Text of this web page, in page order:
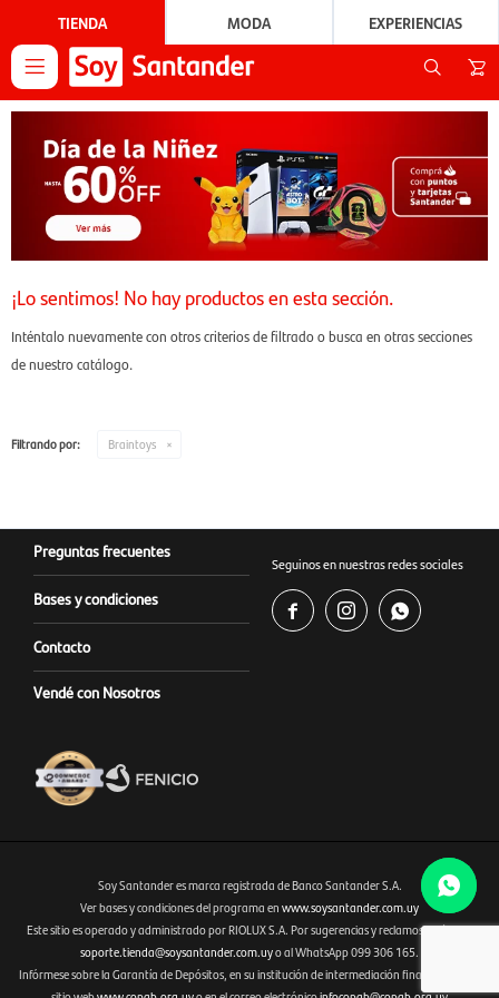
TIENDA MODA EXPERIENCIAS

¡Lo sentimos! No hay productos en esta sección.
Inténtalo nuevamente con otros criterios de filtrado o busca en otras secciones
de nuestro catálogo.
Filtrando por: Braintoys
Preguntas frecuentes
Bases y condiciones
Contacto
Vendé con Nosotros
Seguinos en nuestras redes sociales
  
Fenicio eCommerce Uruguay
Soy Santander es marca registrada de Banco Santander S.A.
Ver bases y condiciones del programa en www.soysantander.com.uy
Este sitio es operado y administrado por RIOLUX S.A. Por sugerencias y reclamos, diríjase a
soporte.tienda@soysantander.com.uyo al WhatsApp 099 306 165.
Infórmese sobre la Garantía de Depósitos, en su institución de intermediación financiera, en el